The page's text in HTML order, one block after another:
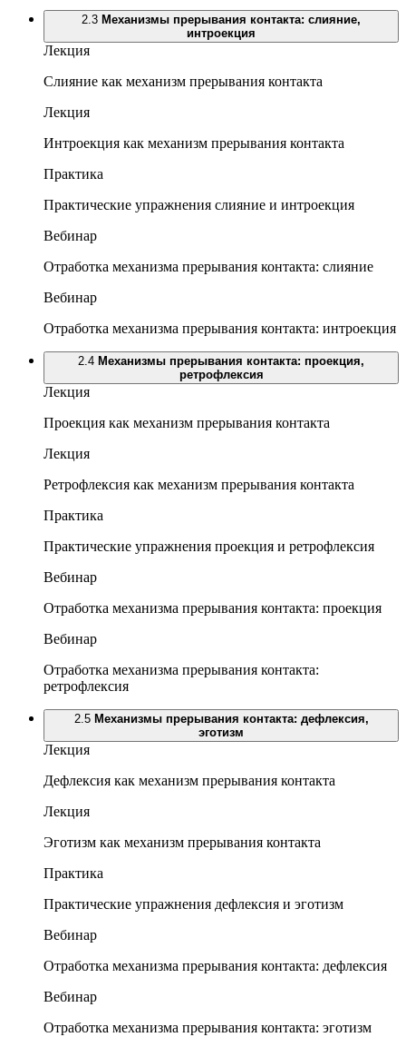
2.3 Механизмы прерывания контакта: слияние,
интроекция
Лекция
Слияние как механизм прерывания контакта
Лекция
Интроекция как механизм прерывания контакта
Практика
Практические упражнения слияние и интроекция
Вебинар
Отработка механизма прерывания контакта: слияние
Вебинар
Отработка механизма прерывания контакта: интроекция
2.4 Механизмы прерывания контакта: проекция,
ретрофлексия
Лекция
Проекция как механизм прерывания контакта
Лекция
Ретрофлексия как механизм прерывания контакта
Практика
Практические упражнения проекция и ретрофлексия
Вебинар
Отработка механизма прерывания контакта: проекция
Вебинар
Отработка механизма прерывания контакта:
ретрофлексия
2.5 Механизмы прерывания контакта: дефлексия,
эготизм
Лекция
Дефлексия как механизм прерывания контакта
Лекция
Эготизм как механизм прерывания контакта
Практика
Практические упражнения дефлексия и эготизм
Вебинар
Отработка механизма прерывания контакта: дефлексия
Вебинар
Отработка механизма прерывания контакта: эготизм